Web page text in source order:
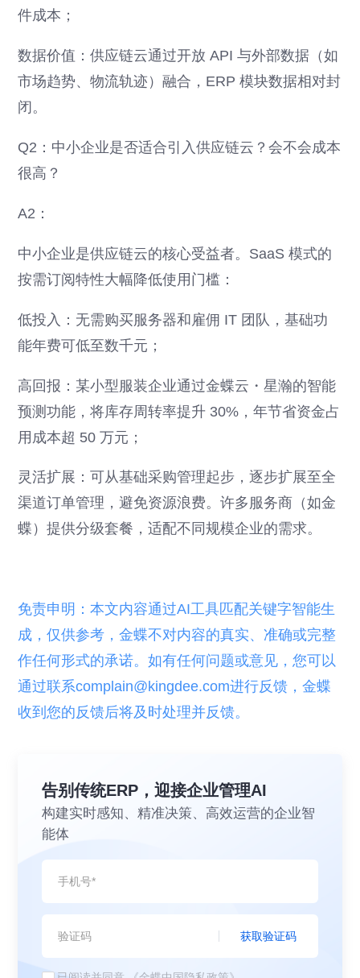
件成本；
数据价值：供应链云通过开放 API 与外部数据（如
市场趋势、物流轨迹）融合，ERP 模块数据相对封
闭。
Q2：中小企业是否适合引入供应链云？会不会成本
很高？
A2：
中小企业是供应链云的核心受益者。SaaS 模式的
按需订阅特性大幅降低使用门槛：
低投入：无需购买服务器和雇佣 IT 团队，基础功
能年费可低至数千元；
高回报：某小型服装企业通过金蝶云・星瀚的智能
预测功能，将库存周转率提升 30%，年节省资金占
用成本超 50 万元；
灵活扩展：可从基础采购管理起步，逐步扩展至全
渠道订单管理，避免资源浪费。许多服务商（如金
蝶）提供分级套餐，适配不同规模企业的需求。
免责申明：本文内容通过AI工具匹配关键字智能生
成，仅供参考，金蝶不对内容的真实、准确或完整
作任何形式的承诺。如有任何问题或意见，您可以
通过联系complain@kingdee.com进行反馈，金蝶
收到您的反馈后将及时处理并反馈。
告别传统ERP，迎接企业管理AI
构建实时感知、精准决策、高效运营的企业智
能体
获取验证码